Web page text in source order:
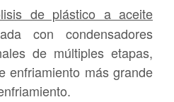
de plástico a aceite
con condensadores
de múltiples etapas,
enfriamiento más grande